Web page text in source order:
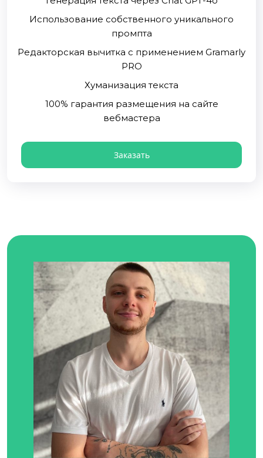
Использование собственного уникального
промпта
Редакторская вычитка с применением Gramarly
PRO
Хуманизация текста
100% гарантия размещения на сайте
вебмастера
Заказать